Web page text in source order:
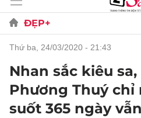
ĐẸP+
thứ ba, 24/03/2020 - 21:43
Nhan sắc kiêu
Phương Thuý chỉ
suốt 365 ngày